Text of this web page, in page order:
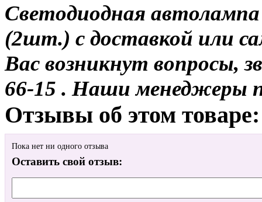
Светодиодная
(2шт.) с доставкой или
Вас возникнут вопросы,
66-15 . Наши менеджеры
Отзывы об этом товаре:
Пока нет ни одного отзыва
Оставить свой отзыв: